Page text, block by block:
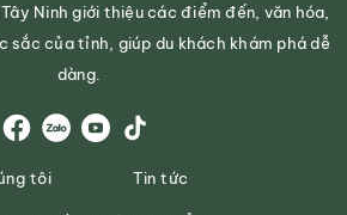
Ninh giới thiệu các điểm đến, văn hóa,
sắc của tỉnh, giúp du khách khám phá dễ
dàng.
tôi Tin tức